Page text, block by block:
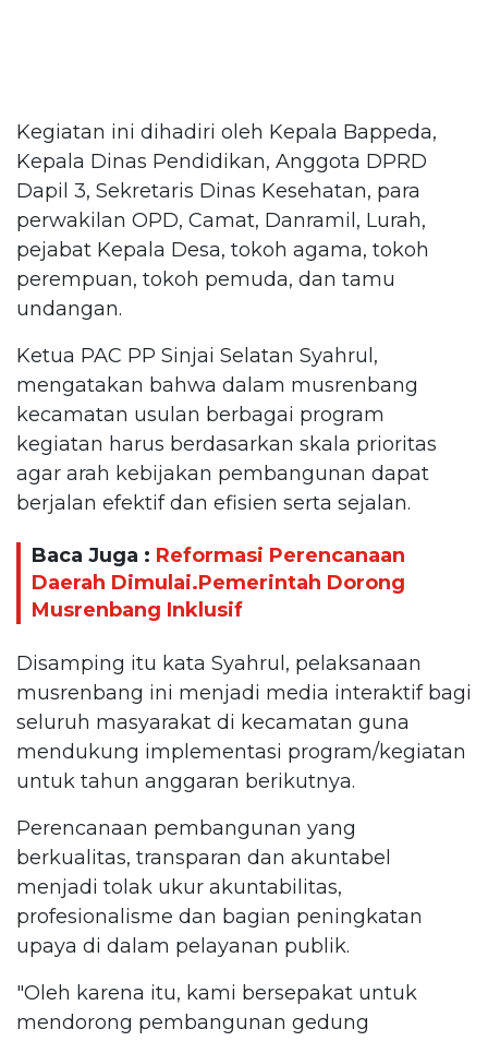
Kegiatan ini dihadiri oleh Kepala Bappeda,
Kepala Dinas Pendidikan, Anggota DPRD
Dapil 3, Sekretaris Dinas Kesehatan, para
perwakilan OPD, Camat, Danramil, Lurah,
pejabat Kepala Desa, tokoh agama, tokoh
perempuan, tokoh pemuda, dan tamu
undangan.
Ketua PAC PP Sinjai Selatan Syahrul,
mengatakan bahwa dalam musrenbang
kecamatan usulan berbagai program
kegiatan harus berdasarkan skala prioritas
agar arah kebijakan pembangunan dapat
berjalan efektif dan efisien serta sejalan.
Baca Juga : Reformasi Perencanaan
Daerah Dimulai.Pemerintah Dorong
Musrenbang Inklusif
Disamping itu kata Syahrul, pelaksanaan
musrenbang ini menjadi media interaktif bagi
seluruh masyarakat di kecamatan guna
mendukung implementasi program/kegiatan
untuk tahun anggaran berikutnya.
Perencanaan pembangunan yang
berkualitas, transparan dan akuntabel
menjadi tolak ukur akuntabilitas,
profesionalisme dan bagian peningkatan
upaya di dalam pelayanan publik.
"Oleh karena itu, kami bersepakat untuk
mendorong pembangunan gedung